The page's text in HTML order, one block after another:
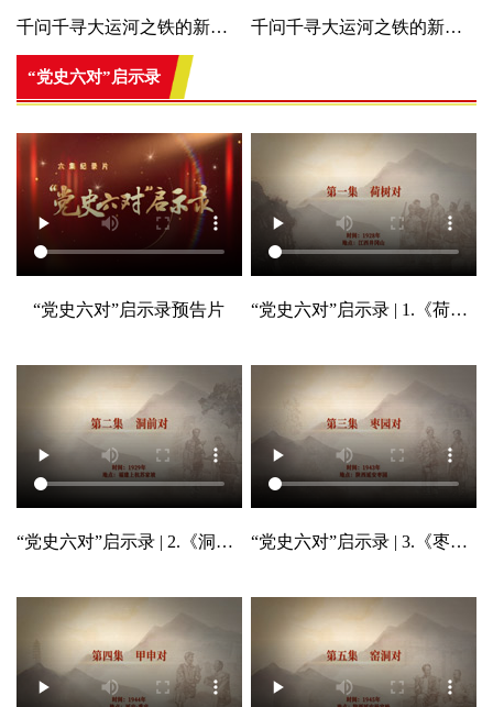
千问千寻大运河之铁的新四军 千问千寻大运河之铁的新四军
“党史六对”启示录
“党史六对”启示录预告片 “党史六对”启示录 | 1.《荷树对》
“党史六对”启示录 | 2.《洞前对》 “党史六对”启示录 | 3.《枣园对》